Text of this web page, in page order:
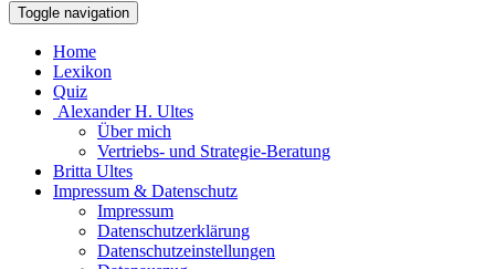
Toggle navigation
Home
Lexikon
Quiz
Alexander H. Ultes
Über mich
Vertriebs- und Strategie-Beratung
Britta Ultes
Impressum & Datenschutz
Impressum
Datenschutzerklärung
Datenschutzeinstellungen